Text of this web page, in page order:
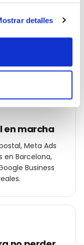
detalles
barrio
Barcelona:
frente a los
ciudad.
en marcha
Meta Ads
en Barcelona,
Business